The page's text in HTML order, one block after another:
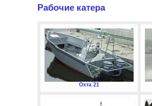
Рабочие катера
Охта 21